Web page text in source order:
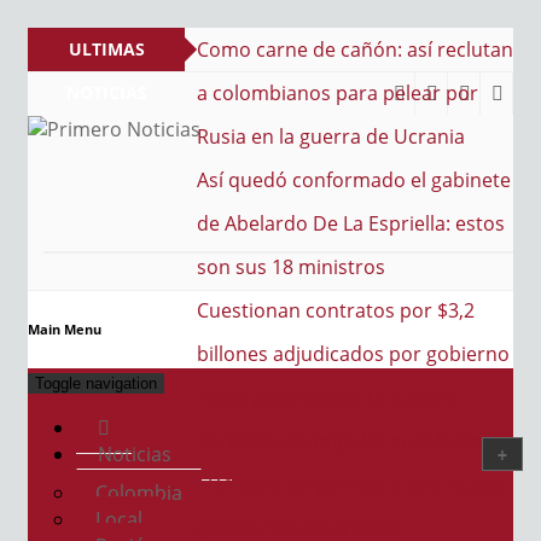
ULTIMAS
cañón: así reclutan
de Ucrania
en La Guajira
su talento: la
a una nueva
artistas
PRIMERO NOTICIAS
El mejor portal web de noticias de Barranquilla
Main Menu
Toggle navigation
Noticias
Colombia
Local